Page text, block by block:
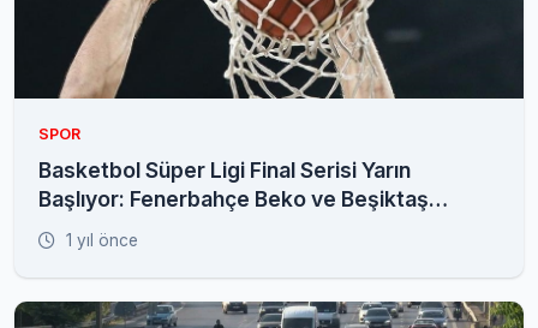
SPOR
Basketbol Süper Ligi Final Serisi Yarın
Başlıyor: Fenerbahçe Beko ve Beşiktaş
Fibabanka Şampiyonluk İçin Sahada!
1 yıl önce